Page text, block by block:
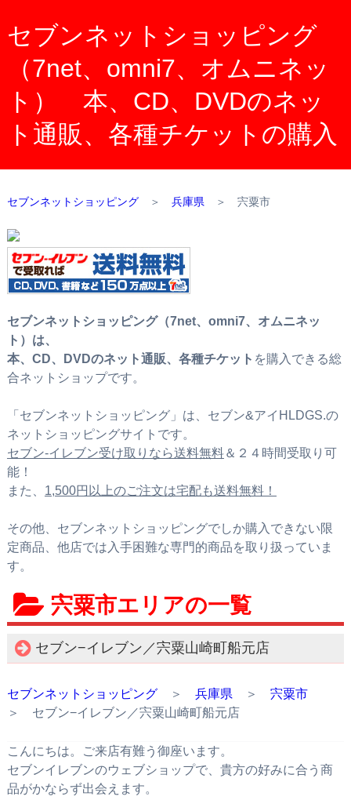
セブンネットショッピング
（7net、omni7、オムニネッ
ト） 本、CD、DVDのネッ
ト通販、各種チケットの購入
セブンネットショッピング＞ 兵庫県 ＞ 宍粟市
セブンネットショッピング（7net、omni7、オムニネッ
ト）は、
本、CD、DVDのネット通販、各種チケット を購入できる総
合ネットショップです。
「セブンネットショッピング」は、セブン&アイHLDGS.の
ネットショッピングサイトです。
セブン‐イレブン受け取りなら送料無料＆２４時間受取り可
能！
また、 1,500円以上のご注文は宅配も送料無料！
その他、セブンネットショッピングでしか購入できない限
定商品、他店では入手困難な専門的商品を取り扱っていま
す。
宍粟市エリアの一覧
セブン−イレブン／宍粟山崎町船元店
セブンネットショッピング＞ 兵庫県 ＞ 宍粟市
＞ セブン−イレブン／宍粟山崎町船元店
こんにちは。ご来店有難う御座います。
セブンイレブンのウェブショップで、貴方の好みに合う商
品がかならず出会えます。